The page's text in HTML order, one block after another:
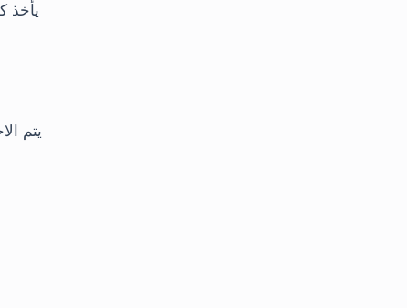
يأخذ
، يتم